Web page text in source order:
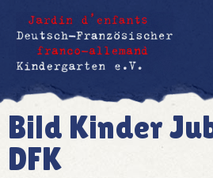
Bild Kinder
DFK